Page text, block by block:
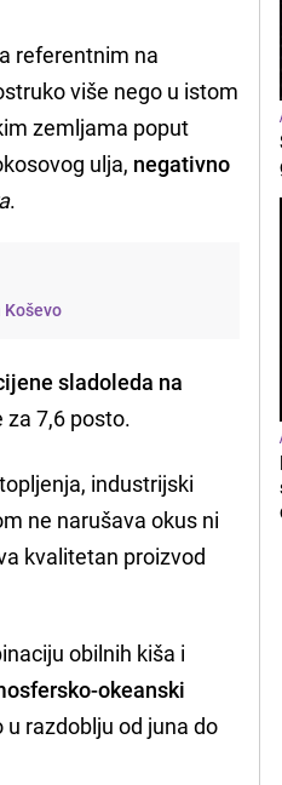
referentnim na
više nego u istom
zemljama poput
ulja, negativno
.
sladoleda na
7,6 posto.
industrijski
ne narušava okus ni
kvalitetan proizvod
obilnih kiša i
okeanski
razdoblju od juna do